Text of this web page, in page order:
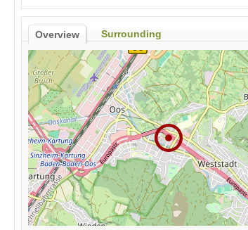
Overview Surrounding